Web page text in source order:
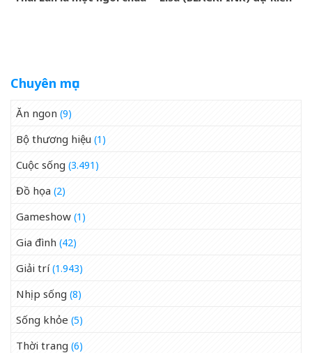
Chuyên mục
Ăn ngon (9)
Bộ thương hiệu (1)
Cuộc sống (3.491)
Đồ họa (2)
Gameshow (1)
Gia đình (42)
Giải trí(1.943)
Nhịp sống (8)
Sống khỏe (5)
Thời trang (6)